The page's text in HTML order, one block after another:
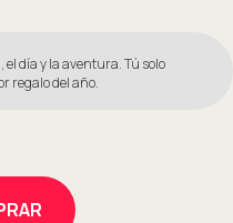
el día y la aventura. Tú solo
regalo del año.